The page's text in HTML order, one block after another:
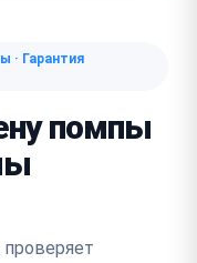
· Гарантия
помпы
проверяет